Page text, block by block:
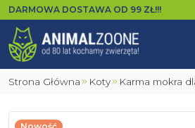
DARMOWA DOSTAWA OD 99 ZŁ!!!
Strona Główna Koty Karma mokra